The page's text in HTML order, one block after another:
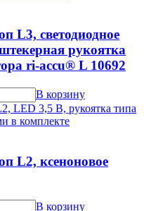
L3, светодиодное
рукоятка
ri-accu® L 10692
В корзину
L2, ксеноновое
В корзину